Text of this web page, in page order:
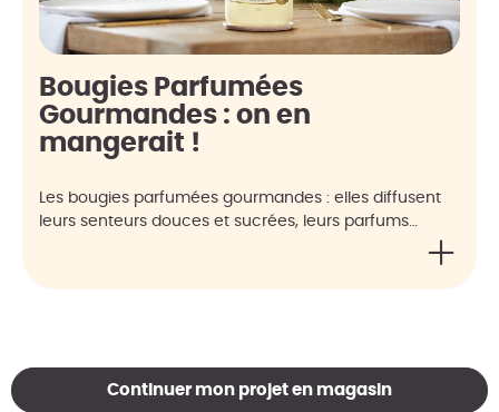
Bougies Parfumées
Gourmandes : on en
mangerait !
Les bougies parfumées gourmandes : elles diffusent
leurs senteurs douces et sucrées, leurs parfums…
Continuer mon projet en magasin